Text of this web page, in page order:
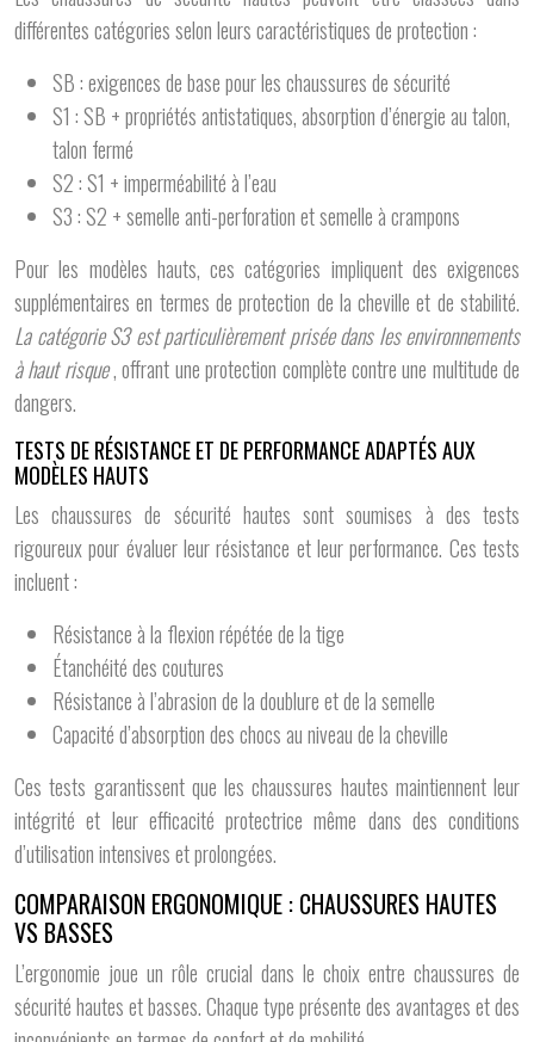
différentes catégories selon leurs caractéristiques de protection :
SB : exigences de base pour les chaussures de sécurité
S1 : SB + propriétés antistatiques, absorption d’énergie au talon,
talon fermé
S2 : S1 + imperméabilité à l’eau
S3 : S2 + semelle anti-perforation et semelle à crampons
Pour les modèles hauts, ces catégories impliquent des exigences
supplémentaires en termes de protection de la cheville et de stabilité.
La catégorie S3 est particulièrement prisée dans les environnements
à haut risque, offrant une protection complète contre une multitude de
dangers.
TESTS DE RÉSISTANCE ET DE PERFORMANCE ADAPTÉS AUX
MODÈLES HAUTS
Les chaussures de sécurité hautes sont soumises à des tests
rigoureux pour évaluer leur résistance et leur performance. Ces tests
incluent :
Résistance à la flexion répétée de la tige
Étanchéité des coutures
Résistance à l’abrasion de la doublure et de la semelle
Capacité d’absorption des chocs au niveau de la cheville
Ces tests garantissent que les chaussures hautes maintiennent leur
intégrité et leur efficacité protectrice même dans des conditions
d’utilisation intensives et prolongées.
COMPARAISON ERGONOMIQUE : CHAUSSURES HAUTES
VS BASSES
L’ergonomie joue un rôle crucial dans le choix entre chaussures de
sécurité hautes et basses. Chaque type présente des avantages et des